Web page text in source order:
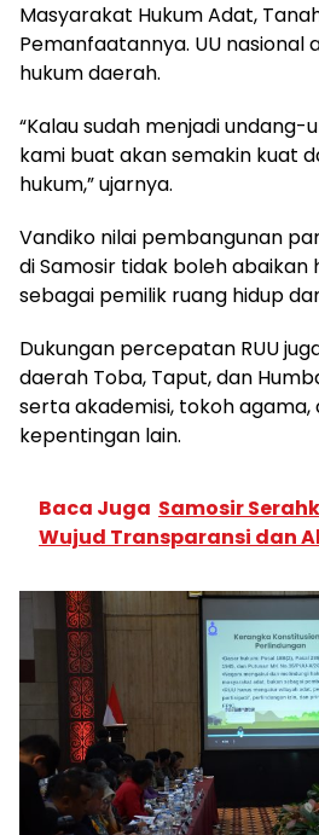
Masyarakat Hukum Adat,
Pemanfaatannya. UU nasional
hukum daerah.
“Kalau sudah menjadi undang-
kami buat akan semakin kuat
hukum,” ujarnya.
Vandiko nilai pembangunan
di Samosir tidak boleh
sebagai pemilik ruang hidup
Dukungan percepatan RUU
daerah Toba, Taput, dan
serta akademisi, tokoh
kepentingan lain.
Baca Juga Samosir
Wujud Transparansi dan